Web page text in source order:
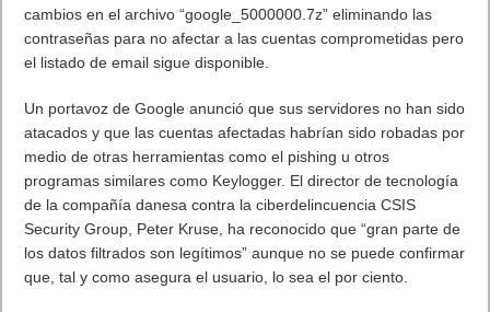
cambios en el archivo “google_5000000.7z” eliminando las
contraseñas para no afectar a las cuentas comprometidas pero
el listado de email sigue disponible.
Un portavoz de Google anunció que sus servidores no han sido
atacados y que las cuentas afectadas habrían sido robadas por
medio de otras herramientas como el pishing u otros
programas similares como Keylogger. El director de tecnología
de la compañía danesa contra la ciberdelincuencia CSIS
Security Group, Peter Kruse, ha reconocido que “gran parte de
los datos filtrados son legítimos” aunque no se puede confirmar
que, tal y como asegura el usuario, lo sea el por ciento.